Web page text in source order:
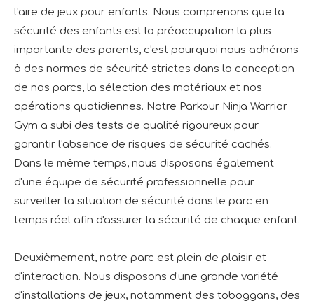
l'aire de jeux pour enfants. Nous comprenons que la
sécurité des enfants est la préoccupation la plus
importante des parents, c'est pourquoi nous adhérons
à des normes de sécurité strictes dans la conception
de nos parcs, la sélection des matériaux et nos
opérations quotidiennes. Notre Parkour Ninja Warrior
Gym a subi des tests de qualité rigoureux pour
garantir l'absence de risques de sécurité cachés.
Dans le même temps, nous disposons également
d'une équipe de sécurité professionnelle pour
surveiller la situation de sécurité dans le parc en
temps réel afin d'assurer la sécurité de chaque enfant.
Deuxièmement, notre parc est plein de plaisir et
d'interaction. Nous disposons d'une grande variété
d'installations de jeux, notamment des toboggans, des